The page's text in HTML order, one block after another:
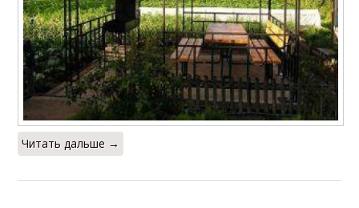
Читать дальше →